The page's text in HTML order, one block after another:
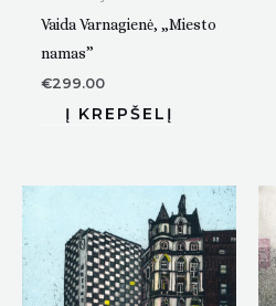
Vaida Varnagienė, „Miesto
namas”
€299.00